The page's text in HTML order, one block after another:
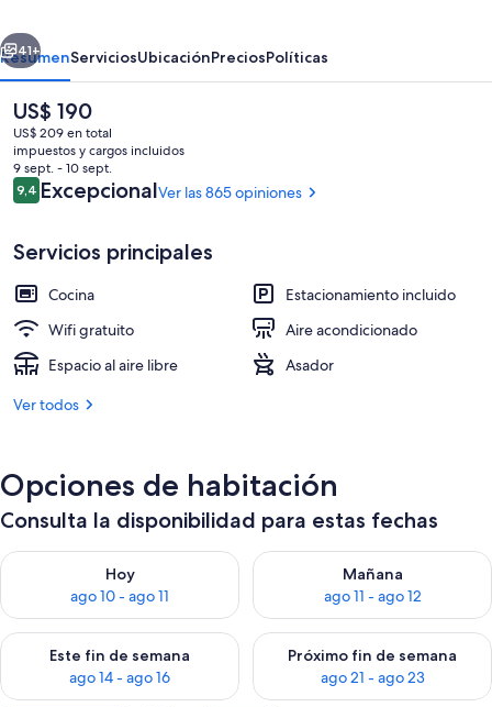
Vista del balcón
Siguiente
41+
ResumenServiciosUbicaciónPreciosPolíticas
El
precio
actual
es
de
US$ 190
US$ 190
US$ 209 en total
impuestos y cargos incluidos
9 sept. - 10 sept.
Opiniones
9,49,4 de 10
ExcepcionalVer las 865 opiniones
Servicios principales
Cocina
Estacionamiento incluido
Wifi gratuito
Aire acondicionado
Espacio al aire libre
Asador
Ver todos
Opciones de habitación
Consulta la disponibilidad para estas fechas
Hoy
ago 10 - ago 11
Consulta la disponibilidad para hoy ago 10 - ago 11
Mañana
ago 11 - ago 12
Consulta la disponibilidad
Este fin de semana
ago 14 - ago 16
Consulta la disponibilidad para este fin de semana ago 14 -
Próximo fin de semana
ago 21 - ago 23
Consulta la disponibilidad